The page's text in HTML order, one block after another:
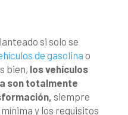
si solo se
de gasolina o
bien, los vehículos
son totalmente
siempre
y los requisitos